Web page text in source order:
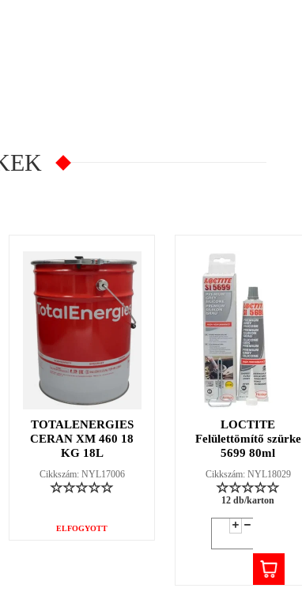
TOTALENERGIES
CERAN XM 460 18
KG 18L
Cikkszám: NYL17006
ELFOGYOTT
LOCTITE
Felülettömítő szürke
5699 80ml
Cikkszám: NYL18029
12 db/karton